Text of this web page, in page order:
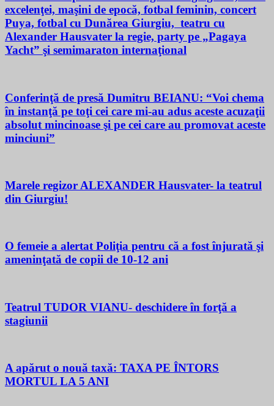
excelenţei, maşini de epocă, fotbal feminin, concert
Puya, fotbal cu Dunărea Giurgiu, teatru cu
Alexander Hausvater la regie, party pe „Pagaya
Yacht” şi semimaraton internaţional
Conferinţă de presă Dumitru BEIANU: “Voi chema
în instanţă pe toţi cei care mi-au adus aceste acuzaţii
absolut mincinoase şi pe cei care au promovat aceste
minciuni”
Marele regizor ALEXANDER Hausvater- la teatrul
din Giurgiu!
O femeie a alertat Poliţia pentru că a fost înjurată şi
ameninţată de copii de 10-12 ani
Teatrul TUDOR VIANU- deschidere în forţă a
stagiunii
A apărut o nouă taxă: TAXA PE ÎNTORS
MORTUL LA 5 ANI